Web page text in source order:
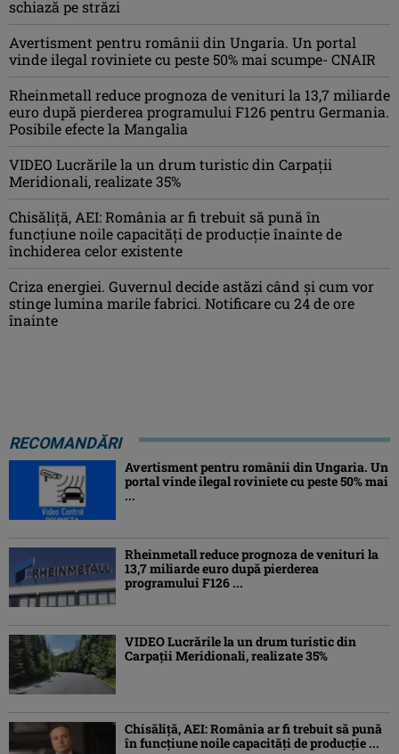
schiază pe străzi
Avertisment pentru românii din Ungaria. Un portal
vinde ilegal roviniete cu peste 50% mai scumpe- CNAIR
Rheinmetall reduce prognoza de venituri la 13,7 miliarde
euro după pierderea programului F126 pentru Germania.
Posibile efecte la Mangalia
VIDEO Lucrările la un drum turistic din Carpații
Meridionali, realizate 35%
Chisăliță, AEI: România ar fi trebuit să pună în
funcțiune noile capacități de producție înainte de
închiderea celor existente
Criza energiei. Guvernul decide astăzi când și cum vor
stinge lumina marile fabrici. Notificare cu 24 de ore
înainte
RECOMANDĂRI
Avertisment pentru românii din Ungaria. Un
portal vinde ilegal roviniete cu peste 50% mai
...
Rheinmetall reduce prognoza de venituri la
13,7 miliarde euro după pierderea
programului F126 ...
VIDEO Lucrările la un drum turistic din
Carpații Meridionali, realizate 35%
Chisăliță, AEI: România ar fi trebuit să pună
în funcțiune noile capacități de producție ...